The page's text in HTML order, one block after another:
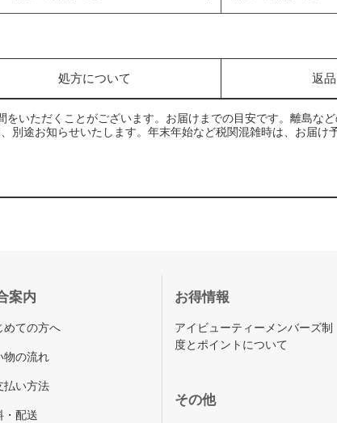
処方について 返
いただくことがございます。お届けまでの目安です。離島な
別途お知らせいたします。年末年始など税関混雑時は、お届け
案内
めての方へ
物の流れ
払い方法
・配送
お得情報
アイビューティーメンバーズ制
度とポイントについて
その他